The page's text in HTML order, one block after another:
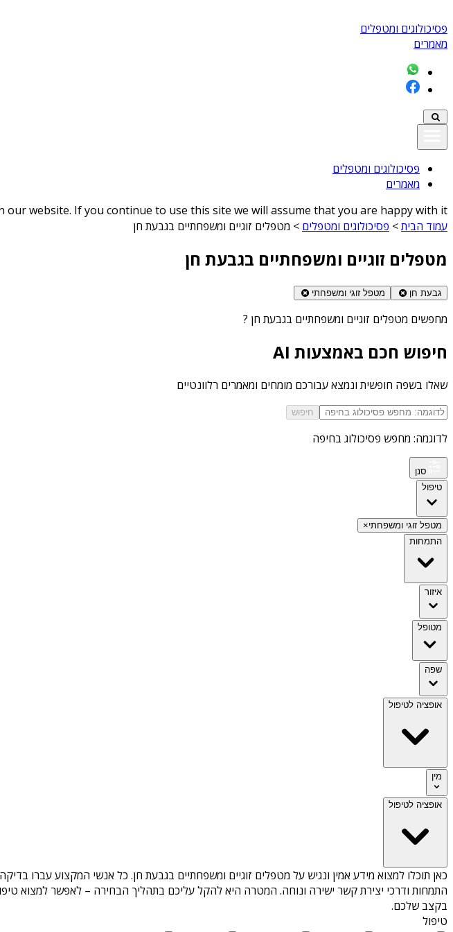
פסיכולוגים ומטפלים
מאמרים
פסיכולוגים ומטפלים
מאמרים
website. If you continue to use this site we will assume that you are happy with it
עמוד הבית> פסיכולוגים ומטפלים > מטפלים זוגיים ומשפחתיים בגבעת חן
מטפלים זוגיים ומשפחתיים בגבעת חן
גבעת חן מטפל זוגי ומשפחתי
מחפשים מטפלים זוגיים ומשפחתיים בגבעת חן ?
חיפוש חכם באמצעות AI
שאלו בשפה חופשית ונמצא עבורכם מומחים ומאמרים רלוונטיים
חיפוש
לדוגמה: מחפש פסיכולוג בחיפה
סנן
טיפול
מטפל זוגי ומשפחתי×
התמחות
איזור
מטופל
שפה
אופציה לטיפול
מין
אופציה לטיפול
כאן תוכלו למצוא מידע אמין ונגיש על מטפלים זוגיים ומשפחתיים בגבעת חן. כל אנשי המקצוע עברו
התמחות ודרכי יצירת קשר ישירה ונוחה. המטרה היא להקל עליכם בתהליך הבחירה – לאפשר למצוא
בקצב שלכם.
טיפול